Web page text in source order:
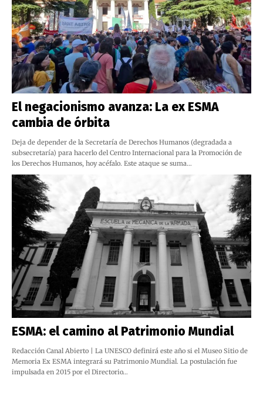
El negacionismo avanza: La ex ESMA
cambia de órbita
Deja de depender de la Secretaría de Derechos Humanos (degradada a
subsecretaría) para hacerlo del Centro Internacional para la Promoción de
los Derechos Humanos, hoy acéfalo. Este ataque se suma…
ESMA: el camino al Patrimonio Mundial
Redacción Canal Abierto | La UNESCO definirá este año si el Museo Sitio de
Memoria Ex ESMA integrará su Patrimonio Mundial. La postulación fue
impulsada en 2015 por el Directorio…